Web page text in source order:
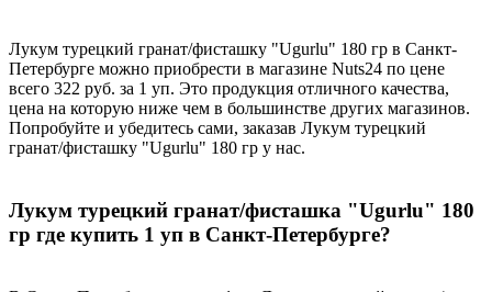
Лукум турецкий гранат/фисташку "Ugurlu" 180 гр в Санкт-
Петербурге можно приобрести в магазине Nuts24 по цене
всего 322 руб. за 1 уп. Это продукция отличного качества,
цена на которую ниже чем в большинстве других магазинов.
Попробуйте и убедитесь сами, заказав Лукум турецкий
гранат/фисташку "Ugurlu" 180 гр у нас.
Лукум турецкий гранат/фисташка "Ugurlu" 180
гр где купить 1 уп в Санкт-Петербурге?